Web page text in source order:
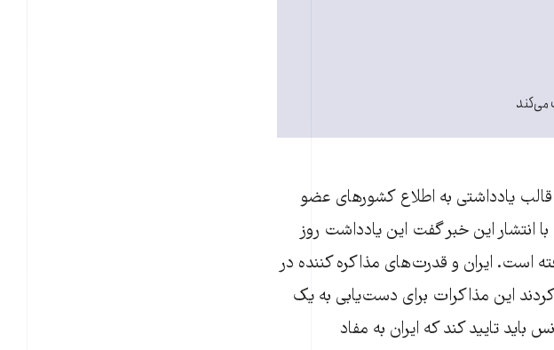
می‌کند
قالب یادداشتی به اطلاع کشورهای عضو
است. خبرگزاری رویترز روز جمعه ۲۵ ژوئیه با انتشار این خبر گفت این یادداشت روز
گرفته است. ایران و قدرت‌های مذاکره کننده در
۱۸ ژوئیه در وین توافق کردند این مذاکرات برای دست‌یابی به یک
تایید کند که ایران به مفاد